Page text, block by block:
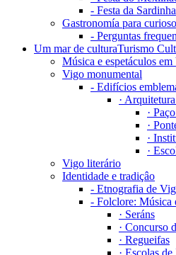
- Festa da Sardinha
Gastronomía para
- Perguntas
Um mar de culturaTurismo
Música e espetáculos
Vigo monumental
- Edifícios
·
·
·
·
·
Vigo literário
Identidade e tradiçâo
- Etnografia de
- Folclore: Música
· Seráns
· Concurso
· Regueifas